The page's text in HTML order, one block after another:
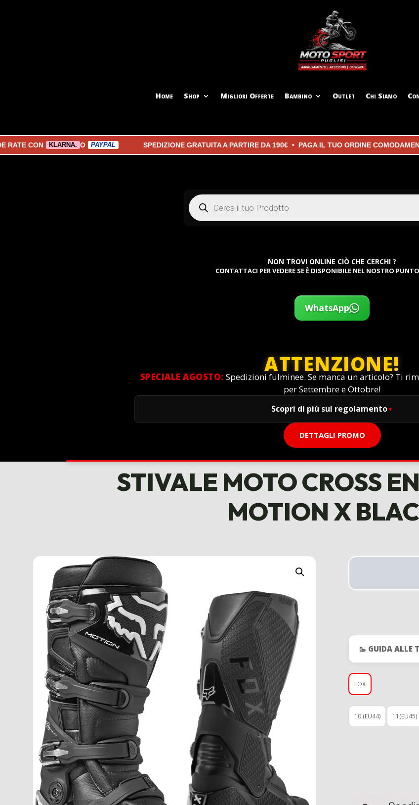
Home Shop Migliori Offerte Bambino Outlet Chi Siamo
KLARNA. O PAYPAL SPEDIZIONE GRATUITA A PARTIRE DA 190€ • PAGA IL TUO ORDINE COMODAMENTE
Products
search
NON TROVI ONLINE CIÒ CHE CERCHI ?
CONTATTACI PER VEDERE SE È DISPONIBILE NEL NOSTRO
WhatsApp
ATTENZIONE!
SPECIALE AGOSTO: Spedizioni fulminee. Se manca un articolo? Ti
per Settembre e Ottobre!
Scopri di più sul regolamento
DETTAGLI PROMO
STIVALE MOTO CROSS
MOTION X
🥾 GUIDA ALLE
FOX
10 (EU44) 11(EU45)